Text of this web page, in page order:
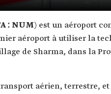
: NUM) est un aéroport
aéroport à utiliser la
de Sharma, dans la
aérien, terrestre,